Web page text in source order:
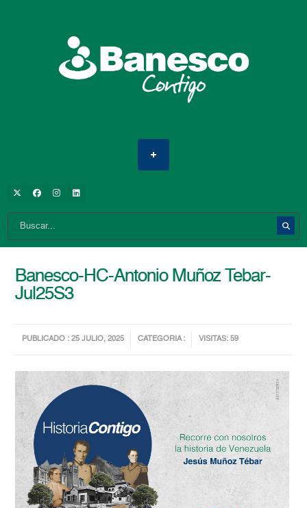
Banesco-HC-Antonio Muñoz Tebar-
Jul25S3
PUBLICADO : 25 JULIO, 2025 CATEGORIA : VISITAS: 59